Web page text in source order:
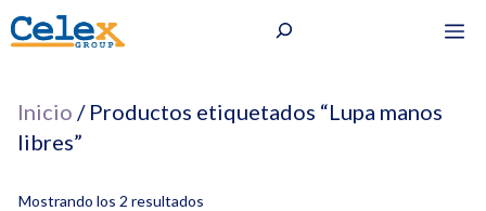
Saltar
al
Buscar
Inicio / Productos etiquetados “Lupa manos
libres”
Mostrando los 2 resultados